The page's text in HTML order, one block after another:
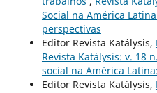
Social na América
perspectivas
Editor Revista Katálysis,
Revista Katálysis: v. 18
social na América
Editor Revista Katálysis,